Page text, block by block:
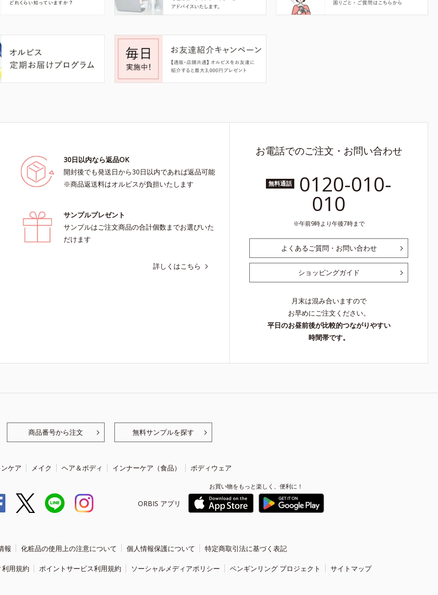
30日以内なら返品OK
開封後でも発送日から30日以内であれば返品可能
※商品返送料はオルビスが負担いたします
サンプルプレゼント
サンプルはご注文商品の合計個数までお選びいた
だけます
詳しくはこちら
お電話でのご注文・お問い合わせ
無料通話 0120-010-
010
午前9時より午後7時まで
よくあるご質問・お問い合わせ
ショッピングガイド
月末は混み合いますので
お早めにご注文ください。
平日のお昼前後が比較的つながりやすい
時間帯です。
商品番号から注文 無料サンプルを探す
ケア メイク ヘア＆ボディ インナーケア（食品） ボディウェア
ORBIS アプリ
お買い物をもっと楽しく、便利に！
報 化粧品の使用上の注意について 個人情報保護について 特定商取引法に基づく表記
用規約 ポイントサービス利用規約 ソーシャルメディアポリシー ペンギンリング プロジェクト サイトマップ